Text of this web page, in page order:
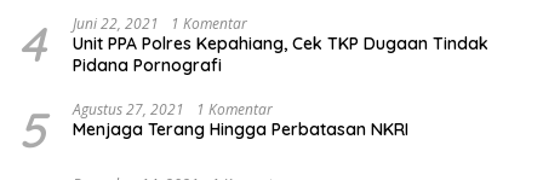
4 Juni 22, 2021 1 Komentar
Unit PPA Polres Kepahiang, Cek TKP Dugaan Tindak
Pidana Pornografi
5 Agustus 27, 2021 1 Komentar
Menjaga Terang Hingga Perbatasan NKRI